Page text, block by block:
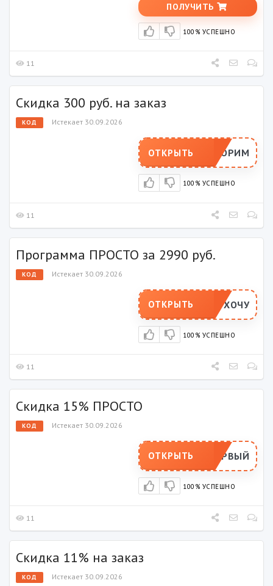
ПОЛУЧИТЬ
100% УСПЕШНО
11
Скидка 300 руб. на заказ
КОД Истекает 30.09.2026
ПОВТОРИМ
ОТКРЫТЬ
100% УСПЕШНО
11
Программа ПРОСТО за 2990 руб.
КОД Истекает 30.09.2026
ХОЧУ
ОТКРЫТЬ
100% УСПЕШНО
11
Скидка 15% ПРОСТО
КОД Истекает 30.09.2026
ПЕРВЫЙ
ОТКРЫТЬ
100% УСПЕШНО
11
Скидка 11% на заказ
КОД Истекает 30.09.2026